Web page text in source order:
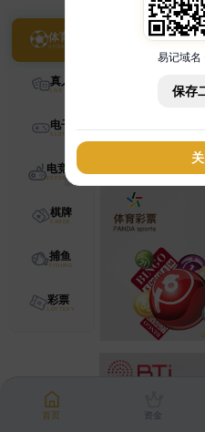
体育
真人
电子
电竞
棋牌
捕鱼
彩票
首页 资金
易记域名
保存